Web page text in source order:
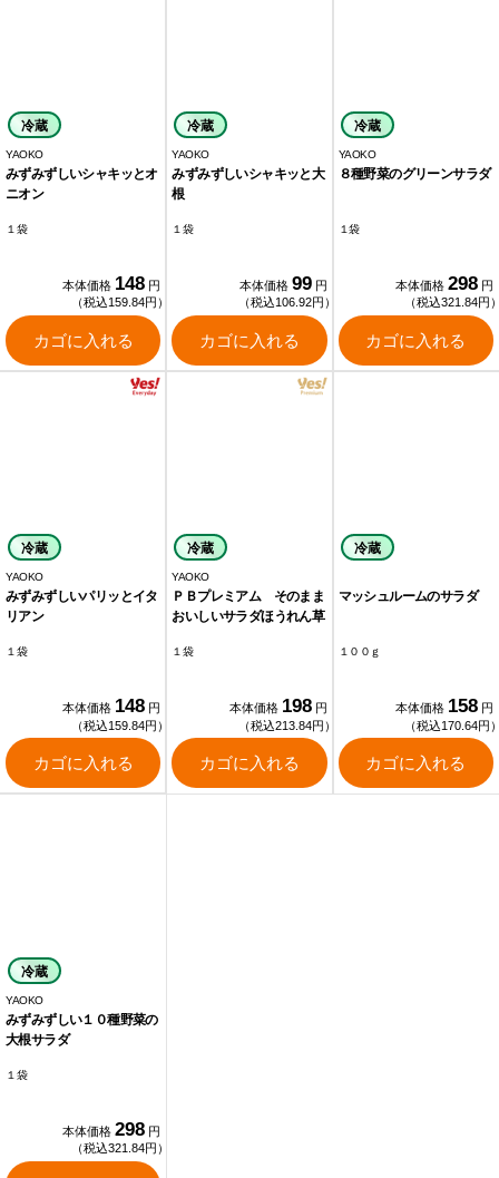
冷蔵
YAOKO
みずみずしいシャキッとオ
ニオン
１袋
本体価格 148 円
（税込159.84円）
カゴに入れる
冷蔵
YAOKO
みずみずしいシャキッと大
根
１袋
本体価格 99 円
（税込106.92円）
カゴに入れる
冷蔵
YAOKO
８種野菜のグリーンサラダ
１袋
本体価格 298 円
（税込321.84円
カゴに入れる
冷蔵
YAOKO
みずみずしいパリッとイタ
リアン
１袋
本体価格 148 円
（税込159.84円）
カゴに入れる
冷蔵
YAOKO
ＰＢプレミアム そのまま
おいしいサラダほうれん草
１袋
本体価格 198 円
（税込213.84円）
カゴに入れる
冷蔵
マッシュルームのサラダ
１００ｇ
本体価格 158 円
（税込170.64円
カゴに入れる
冷蔵
YAOKO
みずみずしい１０種野菜の
大根サラダ
１袋
本体価格 298 円
（税込321.84円）